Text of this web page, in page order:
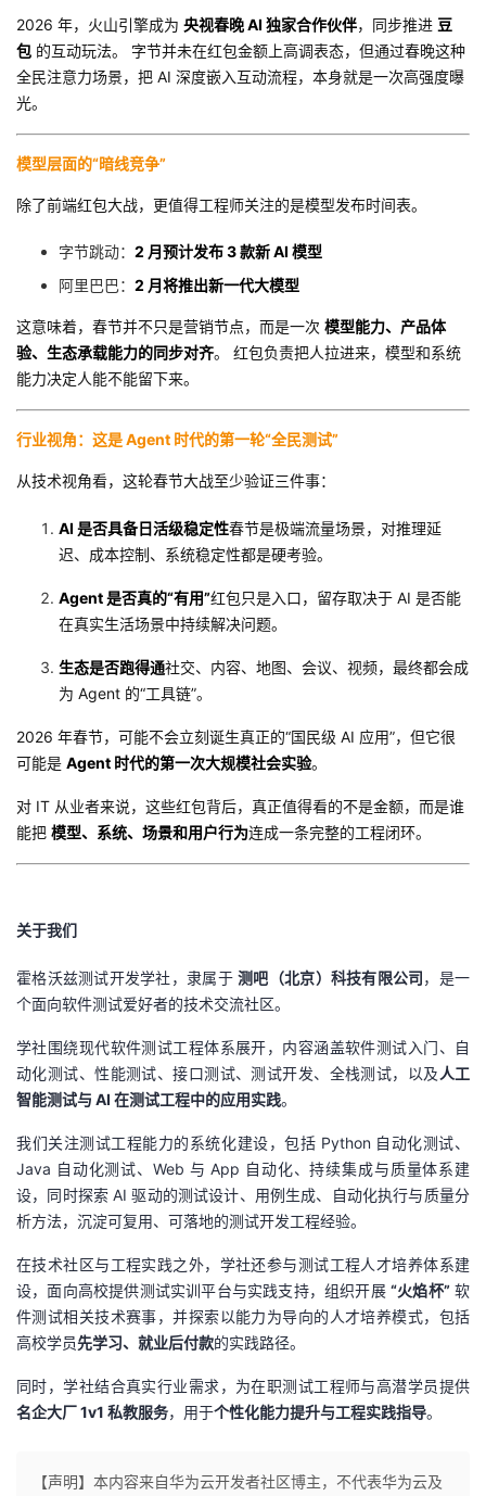
2026 年，火山引擎成为 央视春晚 AI 独家合作伙伴，同步推进 豆
包 的互动玩法。 字节并未在红包金额上高调表态，但通过春晚这种
全民注意力场景，把 AI 深度嵌入互动流程，本身就是一次高强度曝
光。
模型层面的“暗线竞争”
除了前端红包大战，更值得工程师关注的是模型发布时间表。
字节跳动： 2 月预计发布 3 款新 AI 模型
阿里巴巴： 2 月将推出新一代大模型
这意味着，春节并不只是营销节点，而是一次 模型能力、产品体
验、生态承载能力的同步对齐。 红包负责把人拉进来，模型和系统
能力决定人能不能留下来。
行业视角：这是 Agent 时代的第一轮“全民测试”
从技术视角看，这轮春节大战至少验证三件事：
AI 是否具备日活级稳定性春节是极端流量场景，对推理延
迟、成本控制、系统稳定性都是硬考验。
Agent 是否真的“有用”红包只是入口，留存取决于 AI 是否能
在真实生活场景中持续解决问题。
生态是否跑得通社交、内容、地图、会议、视频，最终都会成
为 Agent 的“工具链”。
2026 年春节，可能不会立刻诞生真正的“国民级 AI 应用”，但它很
可能是 Agent 时代的第一次大规模社会实验。
对 IT 从业者来说，这些红包背后，真正值得看的不是金额，而是谁
能把 模型、系统、场景和用户行为连成一条完整的工程闭环。
关于我们
霍格沃兹测试开发学社，隶属于测吧（北京）科技有限公司，是一
个面向软件测试爱好者的技术交流社区。
学社围绕现代软件测试工程体系展开，内容涵盖软件测试入门、自
动化测试、性能测试、接口测试、测试开发、全栈测试，以及 人工
智能测试与 AI 在测试工程中的应用实践。
我们关注测试工程能力的系统化建设，包括 Python 自动化测试、
Java 自动化测试、Web 与 App 自动化、持续集成与质量体系建
设，同时探索 AI 驱动的测试设计、用例生成、自动化执行与质量分
析方法，沉淀可复用、可落地的测试开发工程经验。
在技术社区与工程实践之外，学社还参与测试工程人才培养体系建
设，面向高校提供测试实训平台与实践支持，组织开展“火焰杯” 软
件测试相关技术赛事，并探索以能力为导向的人才培养模式，包括
高校学员先学习、就业后付款的实践路径。
同时，学社结合真实行业需求，为在职测试工程师与高潜学员提供
名企大厂 1v1 私教服务，用于个性化能力提升与工程实践指导。
【声明】本内容来自华为云开发者社区博主，不代表华为云及